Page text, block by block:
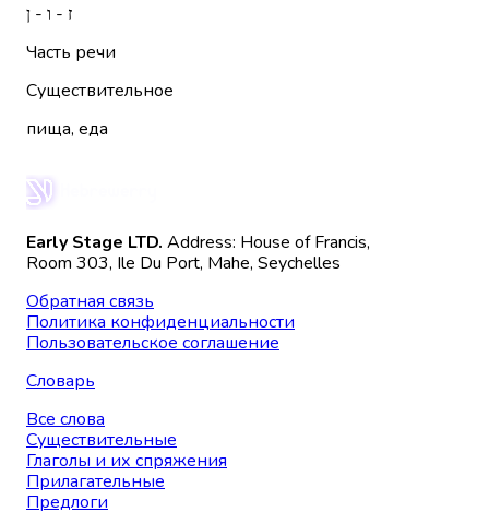
ז - ו - ן
Часть речи
Существительное
пища, еда
Early Stage LTD. Address: House of Francis,
Room 303, Ile Du Port, Mahe, Seychelles
Обратная связь
Политика конфиденциальности
Пользовательское соглашение
Словарь
Все слова
Существительные
Глаголы и их спряжения
Прилагательные
Предлоги